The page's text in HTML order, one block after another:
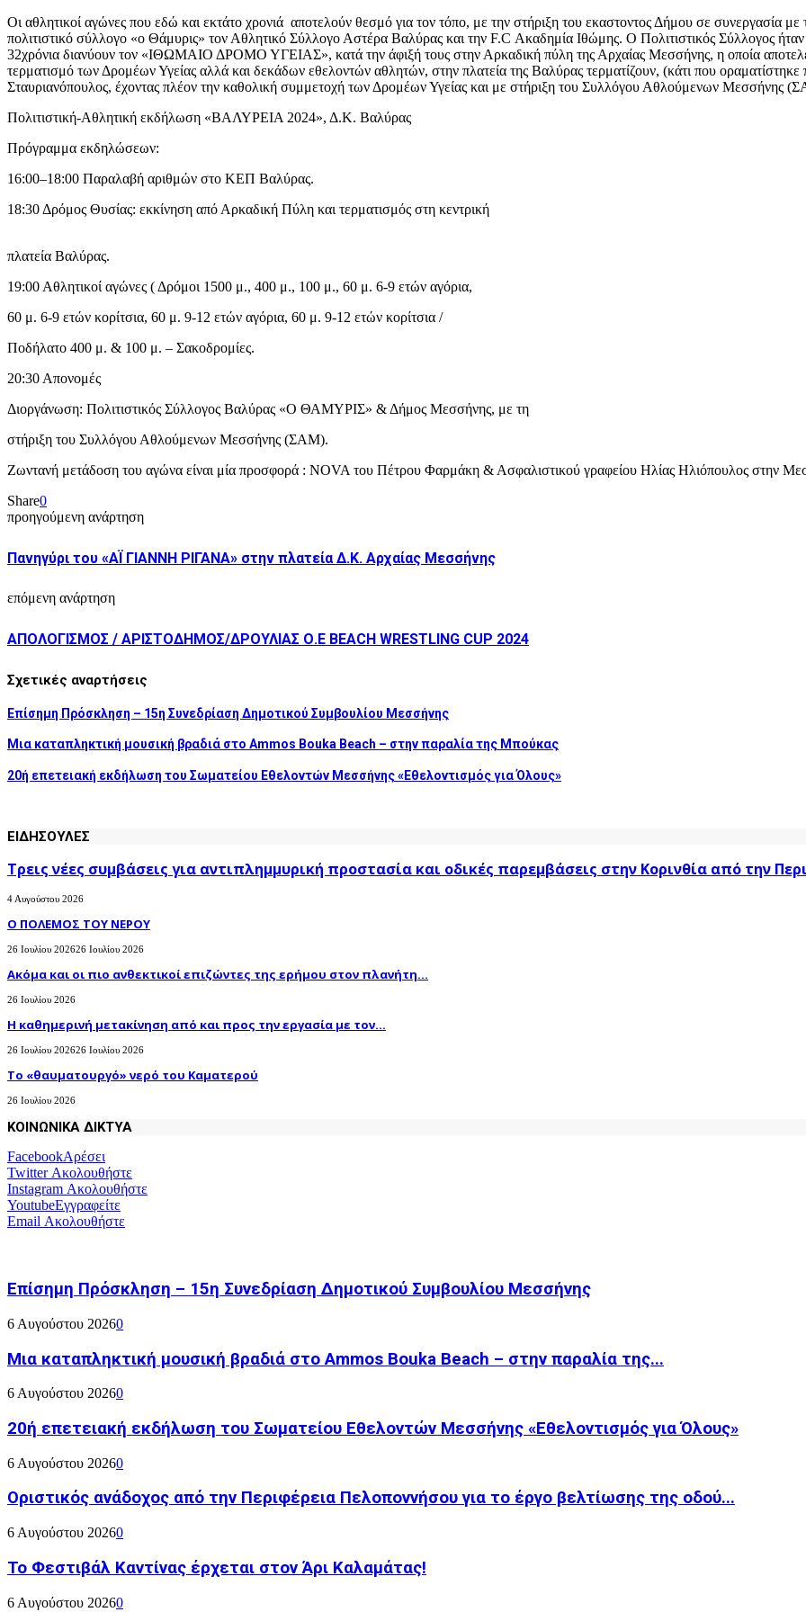
Οι αθλητικοί αγώνες που εδώ και εκτάτο χρονιά αποτελούν θεσμό για τον τόπο, με την στήριξη του εκαστοντος Δήμου σε συνεργασία
πολιτιστικό σύλλογο «ο Θάμυρις» τον Αθλητικό Σύλλογο Αστέρα Βαλύρας και την F.C Ακαδημία Ιθώμης. Ο Πολιτιστικός Σύλλογος ήταν
32χρόνια διανύουν τον «ΙΘΩΜΑΙΟ ΔΡΟΜΟ ΥΓΕΙΑΣ», κατά την άφιξή τους στην Αρκαδική πύλη της Αρχαίας Μεσσήνης, η οποία
τερματισμό των Δρομέων Υγείας αλλά και δεκάδων εθελοντών αθλητών, στην πλατεία της Βαλύρας τερματίζουν, (κάτι που
Σταυριανόπουλος, έχοντας πλέον την καθολική συμμετοχή των Δρομέων Υγείας και με στήριξη του Συλλόγου Αθλούμενων Μεσσήνης
Πολιτιστική-Αθλητική εκδήλωση «ΒΑΛΥΡΕΙΑ 2024», Δ.Κ. Βαλύρας
Πρόγραμμα εκδηλώσεων:
16:00–18:00 Παραλαβή αριθμών στο ΚΕΠ Βαλύρας.
18:30 Δρόμος Θυσίας: εκκίνηση από Αρκαδική Πύλη και τερματισμός στη κεντρική
πλατεία Βαλύρας.
19:00 Αθλητικοί αγώνες ( Δρόμοι 1500 μ., 400 μ., 100 μ., 60 μ. 6-9 ετών αγόρια,
60 μ. 6-9 ετών κορίτσια, 60 μ. 9-12 ετών αγόρια, 60 μ. 9-12 ετών κορίτσια /
Ποδήλατο 400 μ. & 100 μ. – Σακοδρομίες.
20:30 Απονομές
Διοργάνωση: Πολιτιστικός Σύλλογος Βαλύρας «Ο ΘΑΜΥΡΙΣ» & Δήμος Μεσσήνης, με τη
στήριξη του Συλλόγου Αθλούμενων Μεσσήνης (ΣΑΜ).
Ζωντανή μετάδοση του αγώνα είναι μία προσφορά : NOVA του Πέτρου Φαρμάκη & Ασφαλιστικού γραφείου Ηλίας Ηλιόπουλος στην
Share0
προηγούμενη ανάρτηση
Πανηγύρι του «ΑΪ ΓΙΑΝΝΗ ΡΙΓΑΝΑ» στην πλατεία Δ.Κ. Αρχαίας Μεσσήνης
επόμενη ανάρτηση
ΑΠΟΛΟΓΙΣΜΟΣ / ΑΡΙΣΤΟΔΗΜΟΣ/ΔΡΟΥΛΙΑΣ Ο.Ε BEACH WRESTLING CUP 2024
Σχετικές αναρτήσεις
Επίσημη Πρόσκληση – 15η Συνεδρίαση Δημοτικού Συμβουλίου Μεσσήνης
Μια καταπληκτική μουσική βραδιά στο Ammos Bouka Beach – στην παραλία της Μπούκας
20ή επετειακή εκδήλωση του Σωματείου Εθελοντών Μεσσήνης «Εθελοντισμός για Όλους»
ΕΙΔΗΣΟΥΛΕΣ
Τρεις νέες συμβάσεις για αντιπλημμυρική προστασία και οδικές παρεμβάσεις στην Κορινθία από την
4 Αυγούστου 2026
Ο ΠΟΛΕΜΟΣ ΤΟΥ ΝΕΡΟΥ
26 Ιουλίου 202626 Ιουλίου 2026
Ακόμα και οι πιο ανθεκτικοί επιζώντες της ερήμου στον πλανήτη...
26 Ιουλίου 2026
H καθημερινή μετακίνηση από και προς την εργασία με τον...
26 Ιουλίου 202626 Ιουλίου 2026
Το «θαυματουργό» νερό του Καματερού
26 Ιουλίου 2026
ΚΟΙΝΩΝΙΚΑ ΔΙΚΤΥΑ
FacebookΑρέσει
TwitterΑκολουθήστε
Instagram Ακολουθήστε
YoutubeΕγγραφείτε
Email Ακολουθήστε
Επίσημη Πρόσκληση – 15η Συνεδρίαση Δημοτικού Συμβουλίου Μεσσήνης
6 Αυγούστου 20260
Μια καταπληκτική μουσική βραδιά στο Ammos Bouka Beach – στην παραλία της...
6 Αυγούστου 20260
20ή επετειακή εκδήλωση του Σωματείου Εθελοντών Μεσσήνης «Εθελοντισμός για Όλους»
6 Αυγούστου 20260
Οριστικός ανάδοχος από την Περιφέρεια Πελοποννήσου για το έργο βελτίωσης της οδού...
6 Αυγούστου 20260
Το Φεστιβάλ Καντίνας έρχεται στον Άρι Καλαμάτας!
6 Αυγούστου 20260